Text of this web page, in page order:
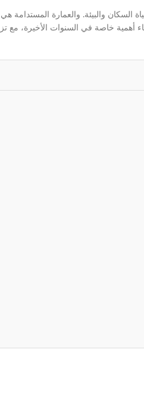
والبيئة. والعمارة المستدامة هي
أهمية خاصة في السنوات الأخيرة، مع